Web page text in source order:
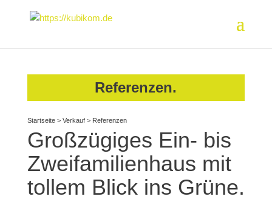
Referenzen.
Startseite> Verkauf> Referenzen
Großzügiges Ein- bis
Zweifamilienhaus mit
tollem Blick ins Grüne.